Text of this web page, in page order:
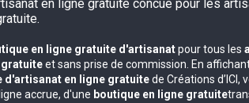
en ligne gratuite d'artisanatpour tous les
gratuiteet sans prise de commission. En
d'artisanat en ligne gratuitede Créations d’ICI,
accrue, d'une boutique en ligne gratuite